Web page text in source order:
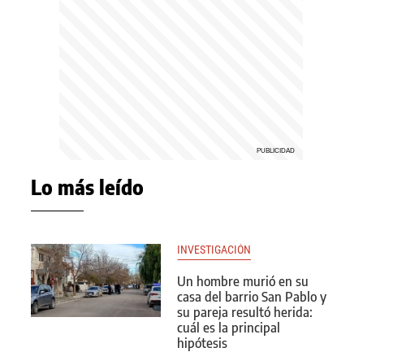
Lo más leído
INVESTIGACIÓN
Un hombre murió en su
casa del barrio San Pablo y
su pareja resultó herida:
cuál es la principal
hipótesis